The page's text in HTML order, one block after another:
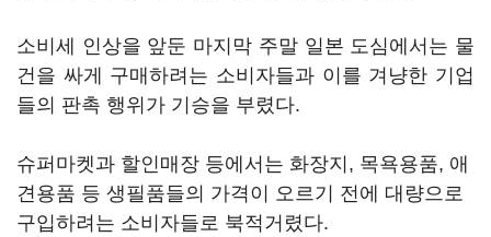
소비세 인상을 앞둔 마지막 주말 일본 도심에서는 물
건을 싸게 구매하려는 소비자들과 이를 겨냥한 기업
들의 판촉 행위가 기승을 부렸다.
슈퍼마켓과 할인매장 등에서는 화장지, 목욕용품, 애
견용품 등 생필품들의 가격이 오르기 전에 대량으로
구입하려는 소비자들로 북적거렸다.